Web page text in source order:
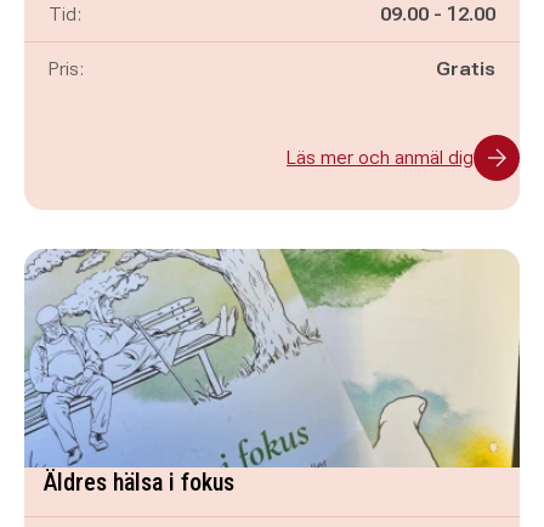
Tid: Pågår mellan
09.00 - och
12.00
Pris: Gratis
Läs mer och anmäl dig
Äldres hälsa i fokus